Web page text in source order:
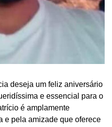
deseja um feliz aniversário
e essencial para o
é amplamente
e pela amizade que oferece